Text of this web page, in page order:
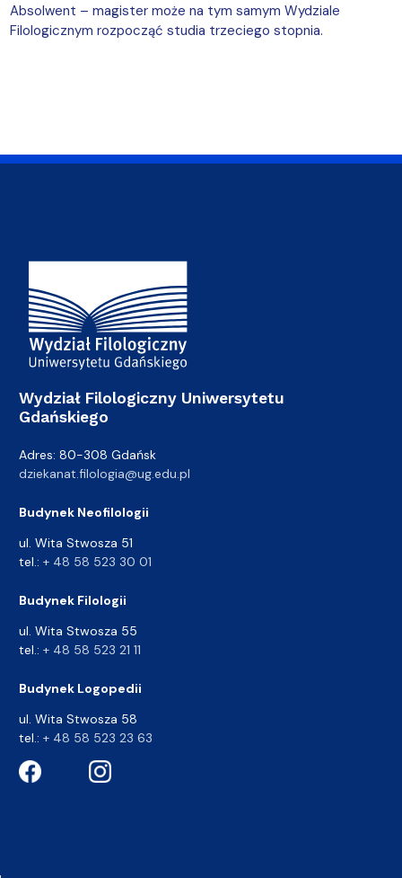
Absolwent – magister może na tym samym Wydziale
Filologicznym rozpocząć studia trzeciego stopnia.
Adres Wydziału
Wydział Filologiczny Uniwersytetu
Gdańskiego
Adres: 80-308 Gdańsk
dziekanat.filologia@ug.edu.pl
Budynek Neofilologii
ul. Wita Stwosza 51
tel.: + 48 58 523 30 01
Budynek Filologii
ul. Wita Stwosza 55
tel.: + 48 58 523 21 11
Budynek Logopedii
ul. Wita Stwosza 58
tel.: + 48 58 523 23 63